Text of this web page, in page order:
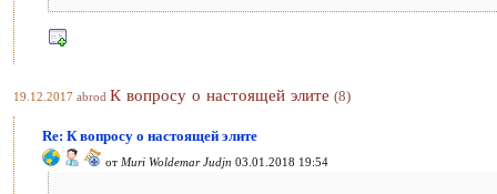
19.12.2017 abrod К вопросу о настоящей элите (8)
Re: К вопросу о настоящей элите
от Muri Woldemar Judjn 03.01.2018 19:54